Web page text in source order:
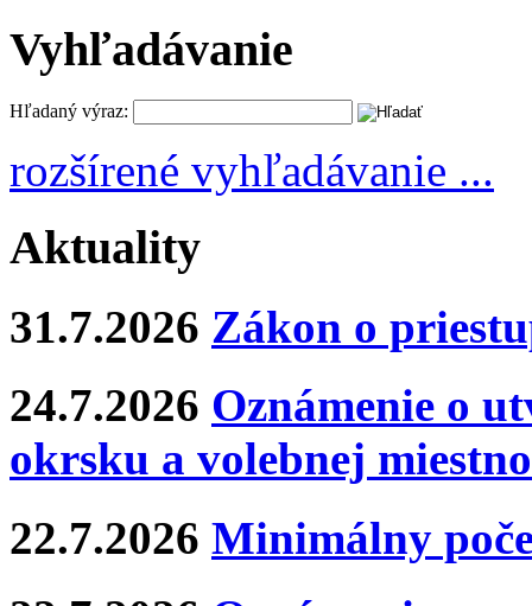
Vyhľadávanie
Hľadaný výraz:
rozšírené vyhľadávanie ...
Aktuality
31.7.2026 Zákon o
24.7.2026 Oznámenie o
okrsku a volebnej
22.7.2026 Minimálny